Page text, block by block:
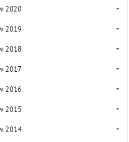
2020
2019
2018
2017
2016
2015
2014